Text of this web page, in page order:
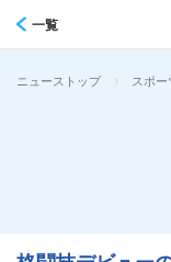
一覧
ニューストップ > スポー